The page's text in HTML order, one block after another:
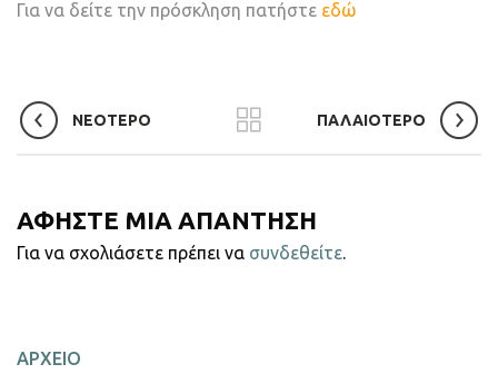
Για να δείτε την πρόσκληση πατήστε εδώ
ΝΕΟΤΕΡΟ ΠΑΛΑΙΟΤΕΡΟ
ΑΦΗΣΤΕ ΜΙΑ ΑΠΑΝΤΗΣΗ
Για να σχολιάσετε πρέπει να συνδεθείτε.
ΑΡΧΕΙΟ